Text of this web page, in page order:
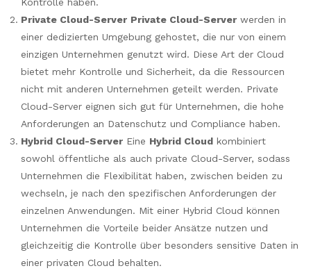
Private Cloud-Server Private Cloud-Server werden in
einer dedizierten Umgebung gehostet, die nur von einem
einzigen Unternehmen genutzt wird. Diese Art der Cloud
bietet mehr Kontrolle und Sicherheit, da die Ressourcen
nicht mit anderen Unternehmen geteilt werden. Private
Cloud-Server eignen sich gut für Unternehmen, die hohe
Anforderungen an Datenschutz und Compliance haben.
Hybrid Cloud-Server Eine Hybrid Cloud kombiniert
sowohl öffentliche als auch private Cloud-Server, sodass
Unternehmen die Flexibilität haben, zwischen beiden zu
wechseln, je nach den spezifischen Anforderungen der
einzelnen Anwendungen. Mit einer Hybrid Cloud können
Unternehmen die Vorteile beider Ansätze nutzen und
gleichzeitig die Kontrolle über besonders sensitive Daten in
einer privaten Cloud behalten.